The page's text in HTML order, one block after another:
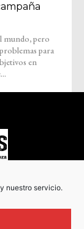
nuestro servicio.